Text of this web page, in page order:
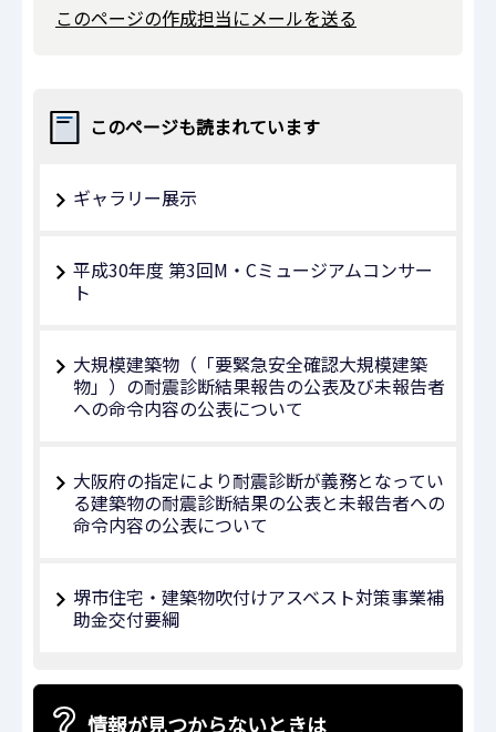
このページの作成担当にメールを送る
このページも読まれています
ギャラリー展示
平成30年度 第3回M・Cミュージアムコンサー
ト
大規模建築物（「要緊急安全確認大規模建築
物」）の耐震診断結果報告の公表及び未報告者
への命令内容の公表について
大阪府の指定により耐震診断が義務となってい
る建築物の耐震診断結果の公表と未報告者への
命令内容の公表について
堺市住宅・建築物吹付けアスベスト対策事業補
助金交付要綱
情報が見つからないときは